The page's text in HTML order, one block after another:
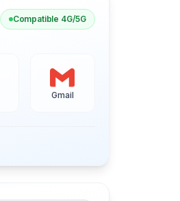
Compatible 4G/5G
Gmail